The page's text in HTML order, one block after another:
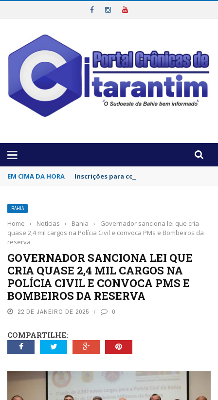
EM CIMA DA HORA Inscrições para concurso da Polícia Civil da
BAHIA
Home › Notícias › Bahia ›
Governador sanciona lei que cria
quase 2,4 mil cargos na Polícia Civil e convoca PMs e Bombeiros da
reserva
GOVERNADOR SANCIONA LEI QUE
CRIA QUASE 2,4 MIL CARGOS NA
POLÍCIA CIVIL E CONVOCA PMS E
BOMBEIROS DA RESERVA
22 DE JANEIRO DE 2025 0
COMPARTILHE: